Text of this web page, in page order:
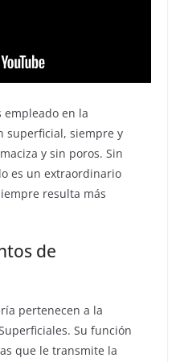
empleado en la
superficial, siempre y
y sin poros. Sin
es un extraordinario
resulta más
de
pertenecen a la
Su función
que le transmite la